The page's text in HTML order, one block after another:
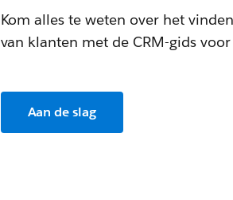
Kom alles te weten over het
van klanten met de CRM-gids
Aan de slag